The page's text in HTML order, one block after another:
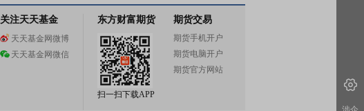
关注天天基金
天天基金网微博
天天基金网微信
东方财富期货
扫一扫下载APP
期货交易
期货手机开户
期货电脑开户
期货官方网站